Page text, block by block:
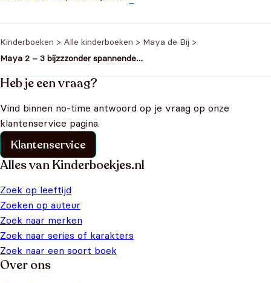
Kinderboeken > Alle kinderboeken > Maya de Bij >
Maya 2 – 3 bijzzzonder spannende
Heb je een vraag?
Vind binnen no-time antwoord op je vraag op onze
klantenservice pagina.
Klantenservice
Alles van Kinderboekjes.nl
Zoek op leeftijd
Zoeken op auteur
Zoek naar merken
Zoek naar series of karakters
Zoek naar een soort boek
Over ons